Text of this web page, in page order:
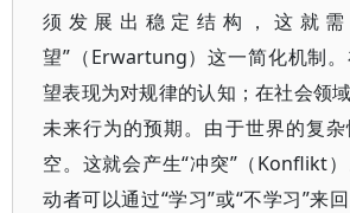
须发展出稳定结构，这就
望”（Erwartung）这一简化机制
望表现为对规律的认知；在社会领
未来行为的预期。由于世界的复
空。这就会产生“冲突”（Konflikt
动者可以通过“学习”或“不学习”来